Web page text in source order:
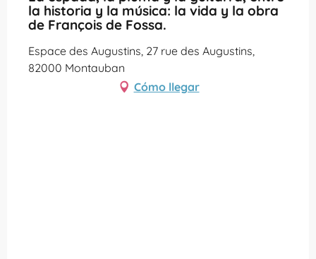
la historia y la música: la vida y la obra
de François de Fossa.
Espace des Augustins, 27 rue des Augustins,
82000 Montauban
Cómo llegar